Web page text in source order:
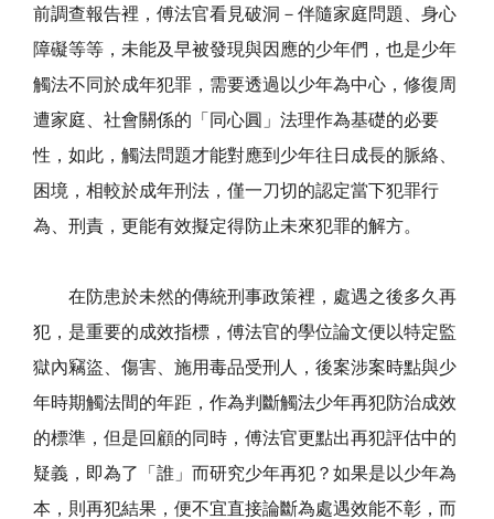
前調查報告裡，傅法官看見破洞－伴隨家庭問題、身心
障礙等等，未能及早被發現與因應的少年們，也是少年
觸法不同於成年犯罪，需要透過以少年為中心，修復周
遭家庭、社會關係的「同心圓」法理作為基礎的必要
性，如此，觸法問題才能對應到少年往日成長的脈絡、
困境，相較於成年刑法，僅一刀切的認定當下犯罪行
為、刑責，更能有效擬定得防止未來犯罪的解方。
在防患於未然的傳統刑事政策裡，處遇之後多久再
犯，是重要的成效指標，傅法官的學位論文便以特定監
獄內竊盜、傷害、施用毒品受刑人，後案涉案時點與少
年時期觸法間的年距，作為判斷觸法少年再犯防治成效
的標準，但是回顧的同時，傅法官更點出再犯評估中的
疑義，即為了「誰」而研究少年再犯？如果是以少年為
本，則再犯結果，便不宜直接論斷為處遇效能不彰，而